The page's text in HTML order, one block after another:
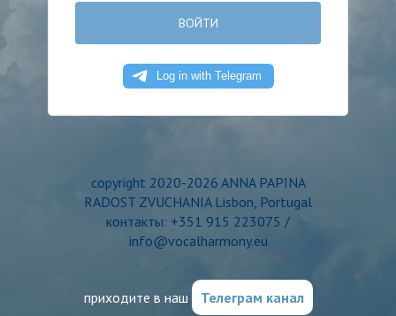
ВОЙТИ
copyright 2020-2026 ANNA PAPINA
RADOST ZVUCHANIA Lisbon, Portugal
контакты: +351 915 223075 /
info@vocalharmony.eu
приходите в наш Телеграм канал